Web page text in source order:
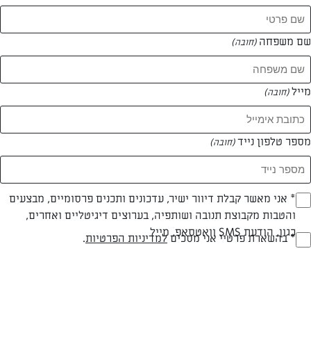
המתכונים של
1 מתכונים
לביבות תפו"א
שם משפחה (חובה)
מייל(חובה)
מספר טלפון נייד(חובה)
Opt_In
(חובה)
* אני מאשר קבלת דיוור ישיר, עדכונים ותכנים פרסומיים, מבצעים
והטבות מקבוצת תנובה ושותפיה, בערוצים דיגיטליים ואחרים,
כגון, הודעת SMS וואטסאפ, מייל
RegulationsApproved
* בהשארת פרטיי אני מסכיםלמדיניות הפרטיות.